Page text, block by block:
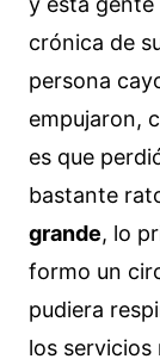
crónica de
persona
empujaron,
es que
bastante
grande, lo
formo un
pudiera
los servicios